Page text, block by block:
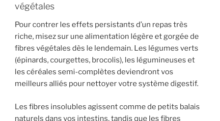
végétales
Pour contrer les effets persistants d’un repas très
riche, misez sur une alimentation légère et gorgée de
fibres végétales dès le lendemain. Les légumes verts
(épinards, courgettes, brocolis), les légumineuses et
les céréales semi-complètes deviendront vos
meilleurs alliés pour nettoyer votre système digestif.
Les fibres insolubles agissent comme de petits balais
naturels dans vos intestins, tandis que les fibres